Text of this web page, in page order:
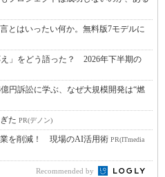
とはいったい何か。無料版7モデルに
」をどう語った？ 2026年下半期の
円訴訟に学ぶ、なぜ大規模開発は“燃
た PR(デノン)
業を削減！ 現場のAI活用術 PR(ITmedia
Recommended by